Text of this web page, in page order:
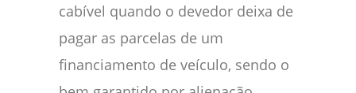
cabível quando o devedor deixa de
pagar as parcelas de um
financiamento de veículo, sendo o